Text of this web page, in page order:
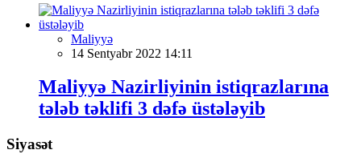
Maliyyə
14 Sentyabr 2022 14:11
Maliyyə Nazirliyinin istiqrazlarına
tələb təklifi 3 dəfə üstələyib
Siyasət